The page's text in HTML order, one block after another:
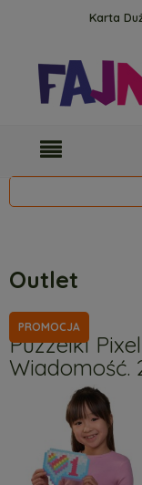
Karta
Outlet
Puzzelki
Wiadomość.
PROMOCJA